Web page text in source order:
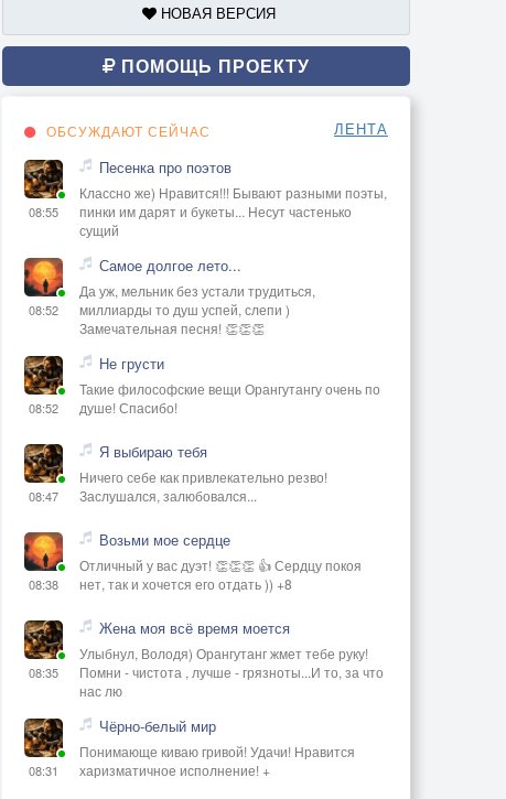
НОВАЯ ВЕРСИЯ
ПОМОЩЬ ПРОЕКТУ
ОБСУЖДАЮТ СЕЙЧАС ЛЕНТА
08:55
Песенка про поэтов
Классно же) Нравится!!! Бывают разными поэты,
пинки им дарят и букеты... Несут частенько
сущий
08:52
Самое долгое лето...
Да уж, мельник без устали трудиться,
миллиарды то душ успей, слепи )
Замечательная песня! 👏👏👏
08:52
Не грусти
Такие философские вещи Орангутангу очень по
душе! Спасибо!
08:47
Я выбираю тебя
Ничего себе как привлекательно резво!
Заслушался, залюбовался...
08:38
Возьми мое сердце
Отличный у вас дуэт! 👏👏👏 👍 Сердцу покоя
нет, так и хочется его отдать )) +8
08:35
Жена моя всё время моется
Улыбнул, Володя) Орангутанг жмет тебе руку!
Помни - чистота , лучше - грязноты...И то, за что
нас лю
08:31
Чёрно-белый мир
Понимающе киваю гривой! Удачи! Нравится
харизматичное исполнение! +